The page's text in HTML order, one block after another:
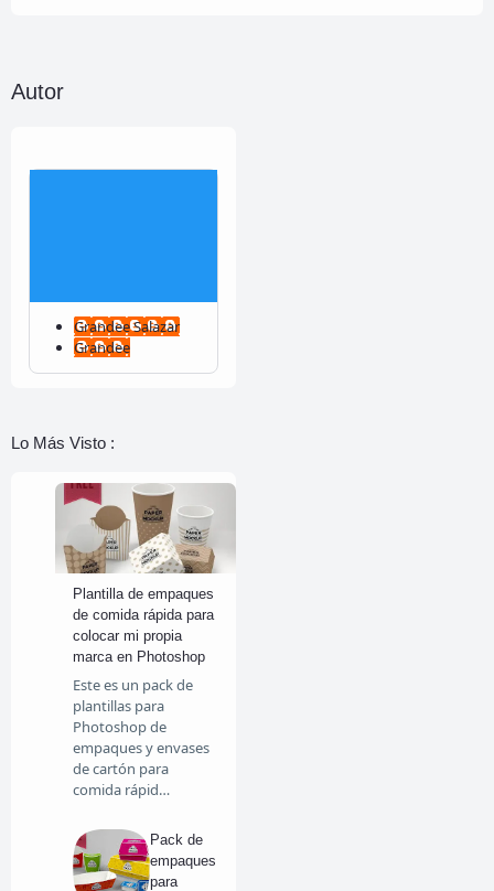
Autor
Grandee Salazar
Grandee
Lo Más Visto :
Plantilla de empaques
de comida rápida para
colocar mi propia
marca en Photoshop
Este es un pack de
plantillas para
Photoshop de
empaques y envases
de cartón para
comida rápid…
Pack de
empaques
para